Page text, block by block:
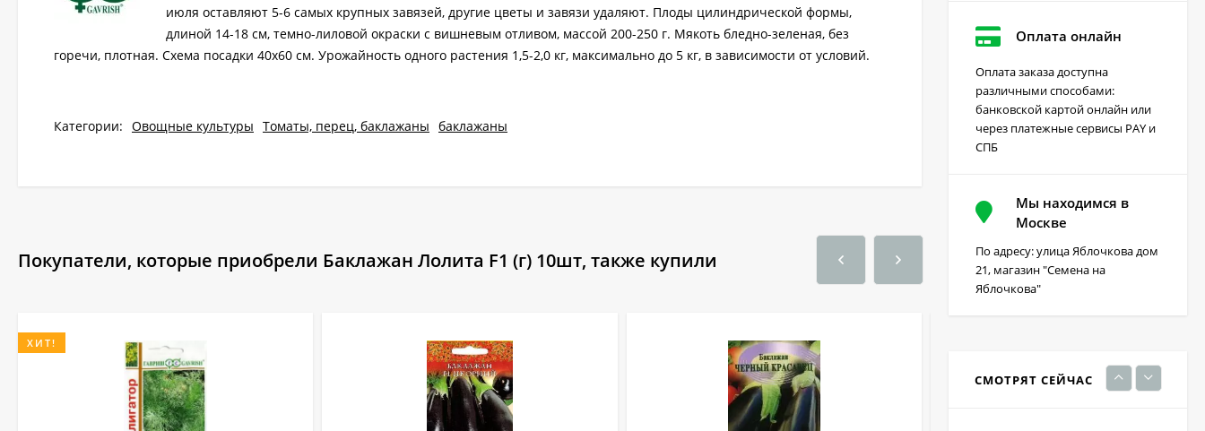
июля оставляют 5-6 самых крупных завязей, другие цветы и завязи удаляют. Плоды цилиндрической формы,
длиной 14-18 см, темно-лиловой окраски с вишневым отливом, массой 200-250 г. Мякоть бледно-зеленая, без
горечи, плотная. Схема посадки 40х60 см. Урожайность одного растения 1,5-2,0 кг, максимально до 5 кг, в зависимости от условий.
Категории: Овощные культуры Томаты, перец, баклажаны баклажаны
Покупатели, которые приобрели Баклажан Лолита F1 (г) 10шт, также купили
ХИТ!
Оплата онлайн
Оплата заказа доступна
различными способами:
банковской картой онлайн или
через платежные сервисы PAY и
СПБ
Мы находимся в
Москве
По адресу: улица Яблочкова дом
21, магазин "Семена на
Яблочкова"
СМОТРЯТ СЕЙЧАС
Грейдер от сорняков
(август) 10 мл
220₽
230